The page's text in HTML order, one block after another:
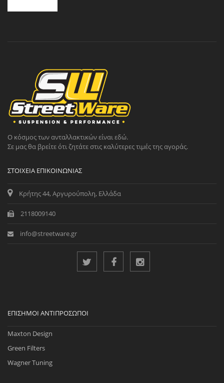
Ο κόσμος των ανταλλακτικών είναι εδώ.
Σε μας θα βρείτε ότι ζητάτε στις καλύτερες τιμές της αγοράς.
ΣΤΟΙΧΕΊΑ ΕΠΙΚΟΙΝΩΝΊΑΣ
Κρήτης 44, Αργυρούπολη, Ελλάδα
2118009140
info@streetware.gr
ΕΠΊΣΗΜΟΙ ΑΝΤΙΠΡΌΣΩΠΟΙ
Maxton Design
Green Filters
Wagner Tuning